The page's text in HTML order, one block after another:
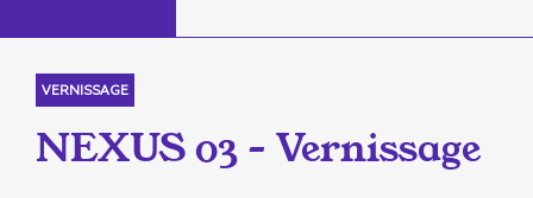
VERNISSAGE
NEXUS 03 – Vernissage